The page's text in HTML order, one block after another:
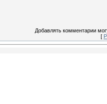
Добавлять комментарии
[